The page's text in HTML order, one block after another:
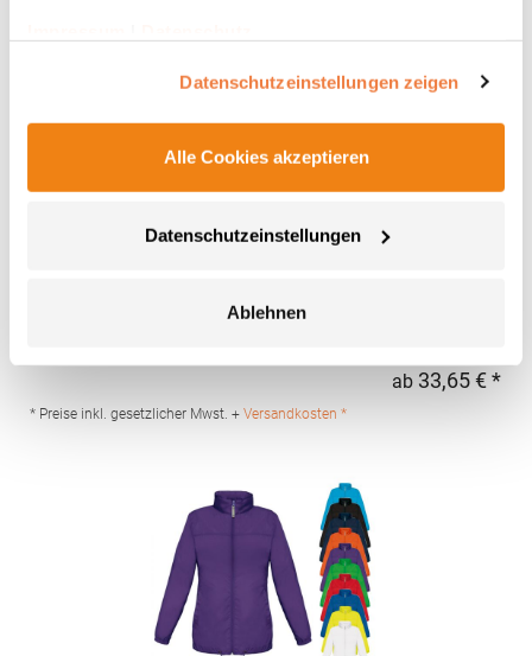
Datenschutzeinstellungen zeigen
Alle Cookies akzeptieren
Datenschutzeinstellungen
Ablehnen
RY5090 Roly NORWAY Jacke
Taffeta 290; Wattierung: 100% Polyester, 150 g/m² Steppjacke
mit anliegender Kapuze mit federleichter und softer Wattierung
Kinnschutz Zwei Seitentaschen mit Reißverschluss Elastische
und gleichfarbige Stoffeinfassung an Armbündchen, Saum und
Kapuze Innenfutter in Kontrastfarbe Inklusive Tasche zum
Produktsicherheit: Herst.-Nr.: RA5090Hersteller: GORFACTORY
S.A Ctra. Santomera / Abanilla Km 8.8 30620 Fortuna (Murcia)
Spanien E-Mail: info@gorfactory.es
ab 33,65 € *
* Preise inkl. gesetzlicher Mwst. + Versandkosten *